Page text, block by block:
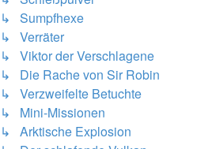
↳ Sumpfhexe
↳ Verräter
↳ Viktor der Verschlagene
↳ Die Rache von Sir Robin
↳ Verzweifelte Betuchte
↳ Mini-Missionen
↳ Arktische Explosion